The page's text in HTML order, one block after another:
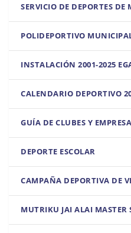
n
SERVICIO DE DEPORTES DE
POLIDEPORTIVO
INSTALACIÓN 2001-2025
CALENDARIO DEPORTIVO
GUÍA DE CLUBES Y
DEPORTE ESCOLAR
CAMPAÑA DEPORTIVA DE
MUTRIKU JAI ALAI MASTER